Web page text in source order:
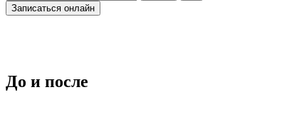
Записаться онлайн
До и после